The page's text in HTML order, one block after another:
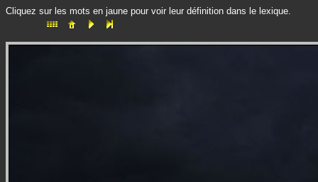
Cliquez sur les mots en jaune pour voir leur définition dans le lexique.